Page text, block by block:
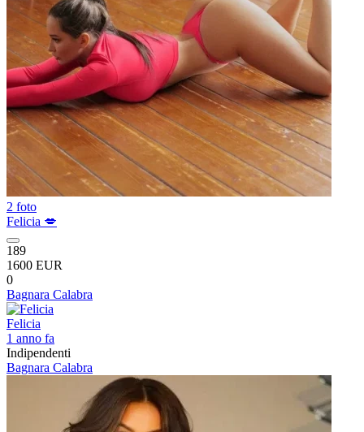
2 foto
Felicia 💋
189
1600 EUR
0
Bagnara Calabra
Felicia
1 anno fa
Indipendenti
Bagnara Calabra